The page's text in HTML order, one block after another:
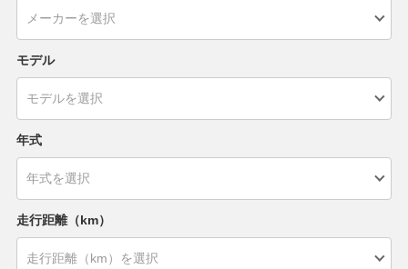
モデル
年式
走行距離（km）